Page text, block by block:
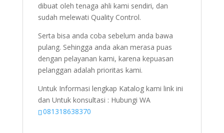
dibuat oleh tenaga ahli kami sendiri, dan
sudah melewati Quality Control.
Serta bisa anda coba sebelum anda bawa
pulang. Sehingga anda akan merasa puas
dengan pelayanan kami, karena kepuasan
pelanggan adalah prioritas kami.
Untuk Informasi lengkap Katalog kami link ini
dan Untuk konsultasi : Hubungi WA
081318638370